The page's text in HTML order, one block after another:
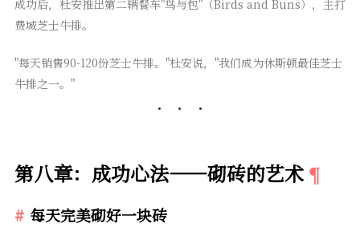
成功后，杜安推出第二辆餐车"鸟与包"（Birds and Buns），主打
费城芝士牛排。
"每天销售90-120份芝士牛排。"杜安说，"我们成为休斯顿最佳芝士
牛排之一。"
第八章：成功心法——砌砖的艺术
每天完美砌好一块砖